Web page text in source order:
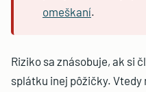
omeškaní.
Riziko sa znásobuje, ak si
splátku inej pôžičky. Vtedy